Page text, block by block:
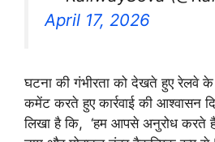
April 17, 2026
घटना की गंभीरता को देखते हुए रेलवे के
कमेंट करते हुए कार्रवाई की आश्वासन
लिखा है कि, ‘हम आपसे अनुरोध करते